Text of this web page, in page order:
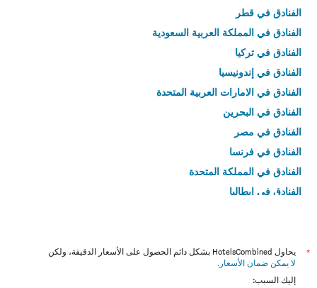
الفنادق في قطر
الفنادق في المملكة العربية السعودية
الفنادق في تركيا
الفنادق في إندونيسيا
الفنادق في الامارات العربية المتحدة
الفنادق في البحرين
الفنادق في مصر
الفنادق في فرنسا
الفنادق في المملكة المتحدة
الفنادق في إيطاليا
*
يحاول HotelsCombined بشكل دائم الحصول على الأسعار الدقيقة، ولكن
لا يمكن ضمان الأسعار .
إليك السبب: